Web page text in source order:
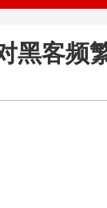
黑客频